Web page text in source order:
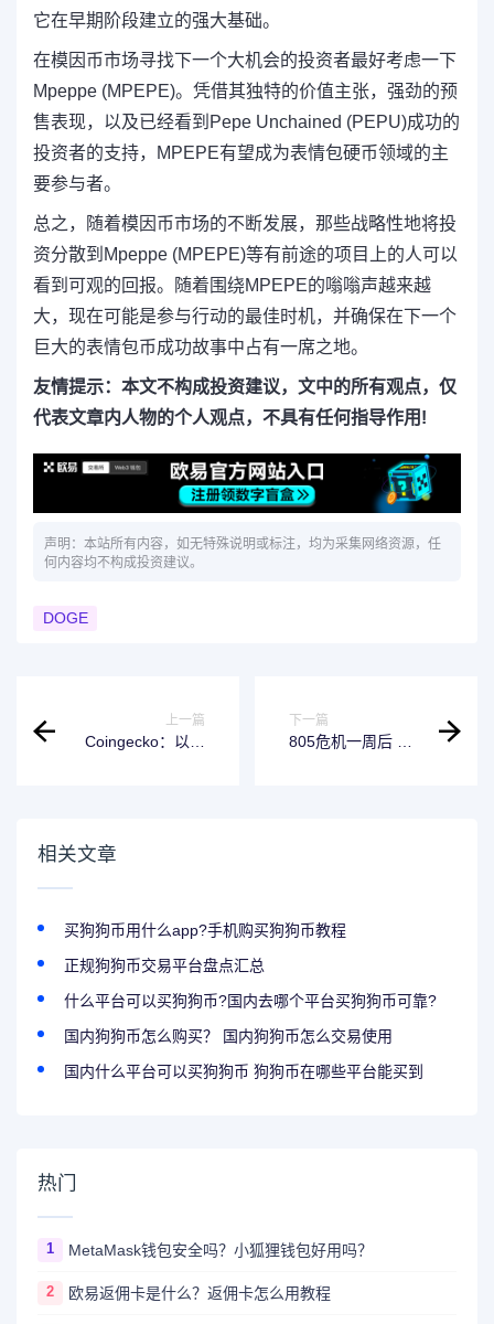
它在早期阶段建立的强大基础。
在模因币市场寻找下一个大机会的投资者最好考虑一下
Mpeppe (MPEPE)。凭借其独特的价值主张，强劲的预
售表现，以及已经看到Pepe Unchained (PEPU)成功的
投资者的支持，MPEPE有望成为表情包硬币领域的主
要参与者。
总之，随着模因币市场的不断发展，那些战略性地将投
资分散到Mpeppe (MPEPE)等有前途的项目上的人可以
看到可观的回报。随着围绕MPEPE的嗡嗡声越来越
大，现在可能是参与行动的最佳时机，并确保在下一个
巨大的表情包币成功故事中占有一席之地。
友情提示：本文不构成投资建议，文中的所有观点，仅
代表文章内人物的个人观点，不具有任何指导作用!
声明：本站所有内容，如无特殊说明或标注，均为采集网络资源，任
何内容均不构成投资建议。
DOGE
上一篇
Coingecko：以太
下一篇
805危机一周后 贝
相关文章
买狗狗币用什么app?手机购买狗狗币教程
正规狗狗币交易平台盘点汇总
什么平台可以买狗狗币?国内去哪个平台买狗狗币可靠?
国内狗狗币怎么购买？ 国内狗狗币怎么交易使用
国内什么平台可以买狗狗币 狗狗币在哪些平台能买到
热门
1 MetaMask钱包安全吗？小狐狸钱包好用吗？
2 欧易返佣卡是什么？返佣卡怎么用教程